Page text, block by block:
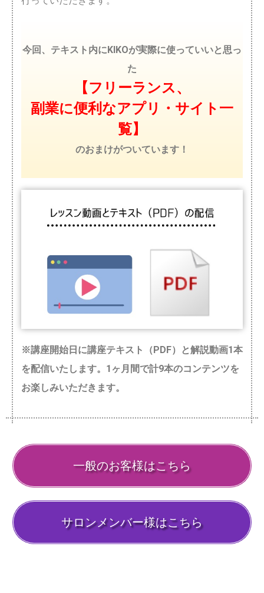
今回、テキスト内にKIKOが実際に使っていいと思っ
た
【フリーランス、
副業に便利なアプリ・サイト一
覧】
のおまけがついています！
※講座開始日に講座テキスト（PDF）と解説動画1本
を配信いたします。1ヶ月間で計9本のコンテンツを
お楽しみいただきます。
一般のお客様はこちら
サロンメンバー様はこちら